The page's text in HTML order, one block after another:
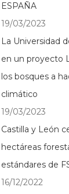
ESPAÑA
19/03/2023
La Universidad
en un proyecto
los bosques a
climático
19/03/2023
Castilla y León
hectáreas
estándares de
16/12/2022